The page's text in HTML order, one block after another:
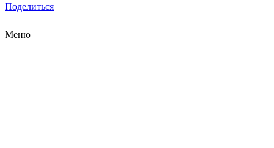
Поделиться
Меню